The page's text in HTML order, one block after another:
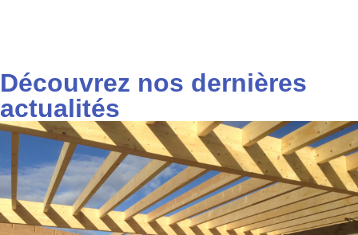
Découvrez nos dernières
actualités